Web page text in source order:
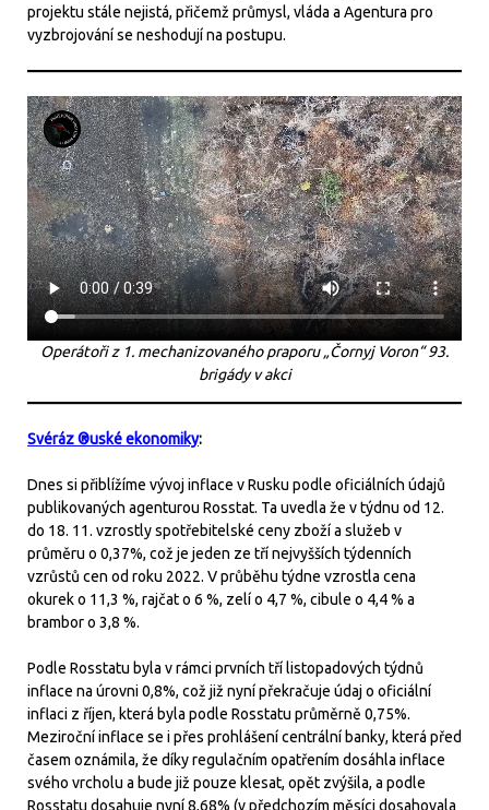
projektu stále nejistá, přičemž průmysl, vláda a Agentura pro
vyzbrojování se neshodují na postupu.
Operátoři z 1. mechanizovaného praporu „Čornyj Voron“ 93.
brigády v akci
Svéráz ®uské ekonomiky:
Dnes si přiblížíme vývoj inflace v Rusku podle oficiálních údajů
publikovaných agenturou Rosstat. Ta uvedla že v týdnu od 12.
do 18. 11. vzrostly spotřebitelské ceny zboží a služeb v
průměru o 0,37%, což je jeden ze tří nejvyšších týdenních
vzrůstů cen od roku 2022. V průběhu týdne vzrostla cena
okurek o 11,3 %, rajčat o 6 %, zelí o 4,7 %, cibule o 4,4 % a
brambor o 3,8 %.
Podle Rosstatu byla v rámci prvních tří listopadových týdnů
inflace na úrovni 0,8%, což již nyní překračuje údaj o oficiální
inflaci z říjen, která byla podle Rosstatu průměrně 0,75%.
Meziroční inflace se i přes prohlášení centrální banky, která před
časem oznámila, že díky regulačním opatřením dosáhla inflace
svého vrcholu a bude již pouze klesat, opět zvýšila, a podle
Rosstatu dosahuje nyní 8,68% (v předchozím měsíci dosahovala